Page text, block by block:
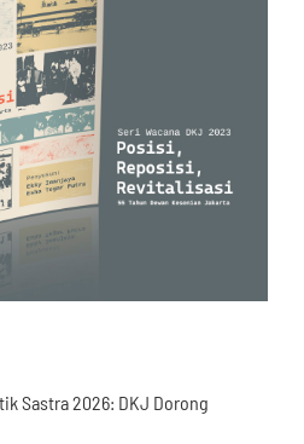
Sastra 2026: DKJ Dorong